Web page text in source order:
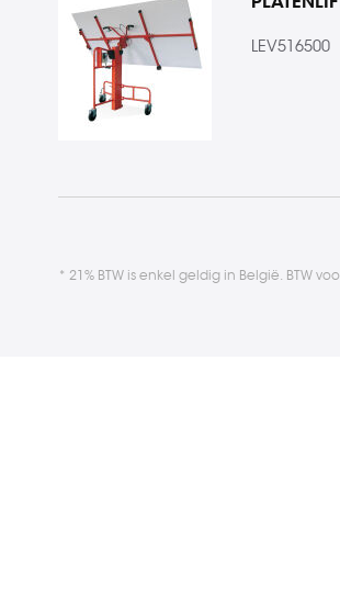
LEV516500
* 21% BTW is enkel geldig in België. BTW